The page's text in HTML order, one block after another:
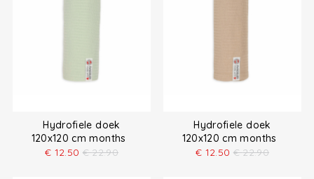
Hydrofiele doek
120x120 cm months
€ 12.50 € 22.90
Hydrofiele doek
120x120 cm months
€ 12.50 € 22.90